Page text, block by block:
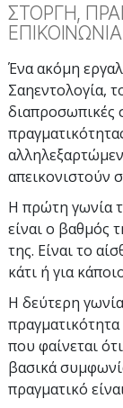
ΣΤΟΡΓΗ,
ΕΠΙΚΟΙΝΩΝΙΑ
Ένα ακόμη
Σαηεντολογία,
διαπροσωπικές
απεικονιστούν
Η πρώτη γωνία
είναι ο βαθμός
της. Είναι το
κάτι ή για
Η δεύτερη
που φαίνεται
βασικά
πραγματικό